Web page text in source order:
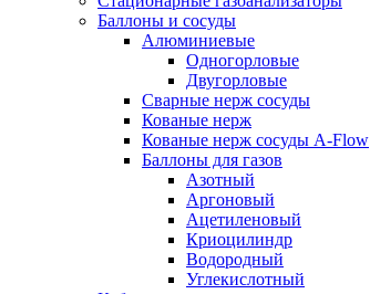
Баллоны и сосуды
Алюминиевые
Одногорловые
Двугорловые
Сварные нерж сосуды
Кованые нерж
Кованые нерж сосуды A-Flow
Баллоны для газов
Азотный
Аргоновый
Ацетиленовый
Криоцилиндр
Водородный
Углекислотный